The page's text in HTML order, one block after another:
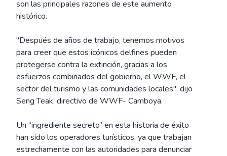
son las principales razones de este aumento
histórico.
"Después de años de trabajo, tenemos motivos
para creer que estos icónicos delfines pueden
protegerse contra la extinción, gracias a los
esfuerzos combinados del gobierno, el WWF, el
sector del turismo y las comunidades locales", dijo
Seng Teak, directivo de WWF- Camboya.
Un “ingrediente secreto” en esta historia de éxito
han sido los operadores turísticos, ya que trabajan
estrechamente con las autoridades para denunciar